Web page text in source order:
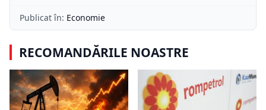
Publicat în: Economie
RECOMANDĂRILE NOASTRE